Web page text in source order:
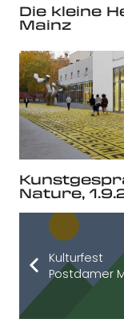
Die kleine
Mainz
Nature,
Kulturfest
Postdamer